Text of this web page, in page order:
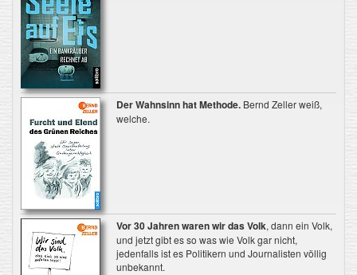
Der Wahnsinn hat Methode. Bernd Zeller weiß,
welche.
Vor 30 Jahren waren wir das Volk, dann ein Volk,
und jetzt gibt es so was wie Volk gar nicht,
jedenfalls ist es Politikern und Journalisten völlig
unbekannt.